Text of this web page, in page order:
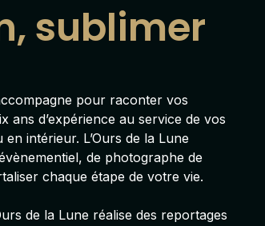
sublimer
pour raconter vos
ans d’expérience au service de vos
intérieur. L’Ours de la Lune
de photographe de
chaque étape de votre vie.
de la Lune réalise des reportages